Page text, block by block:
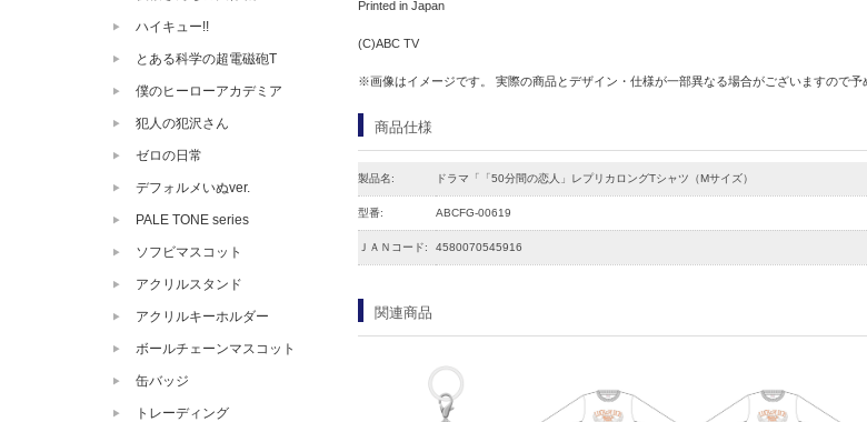
Printed in Japan
(C)ABC TV
※画像はイメージです。 実際の商品とデザイン・仕様が一部異なる場合がございますので予
商品仕様
製品名: ドラマ「「50分間の恋人」レプリカロングTシャツ（Mサイズ）
型番: ABCFG-00619
ＪＡＮコード: 4580070545916
関連商品
ハイキュー!!
とある科学の超電磁砲T
僕のヒーローアカデミア
犯人の犯沢さん
ゼロの日常
デフォルメいぬver.
PALE TONE series
ソフビマスコット
アクリルスタンド
アクリルキーホルダー
ボールチェーンマスコット
缶バッジ
トレーディング